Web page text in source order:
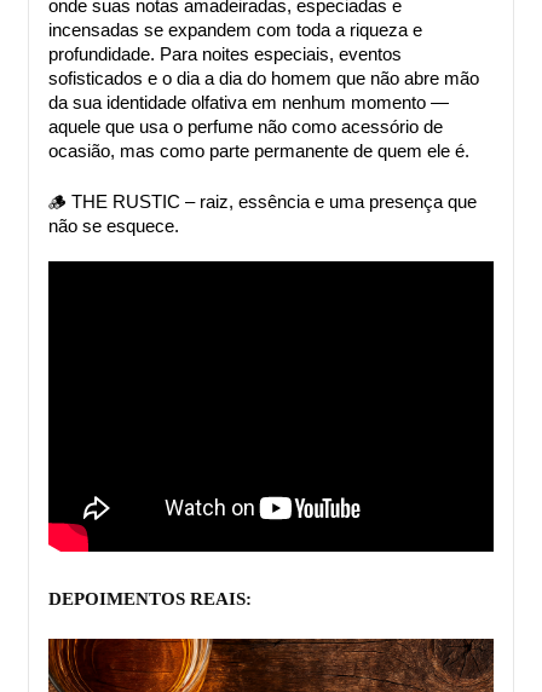
onde suas notas amadeiradas, especiadas e
incensadas se expandem com toda a riqueza e
profundidade. Para noites especiais, eventos
sofisticados e o dia a dia do homem que não abre mão
da sua identidade olfativa em nenhum momento —
aquele que usa o perfume não como acessório de
ocasião, mas como parte permanente de quem ele é.
🪵 THE RUSTIC – raiz, essência e uma presença que
não se esquece.
DEPOIMENTOS REAIS: